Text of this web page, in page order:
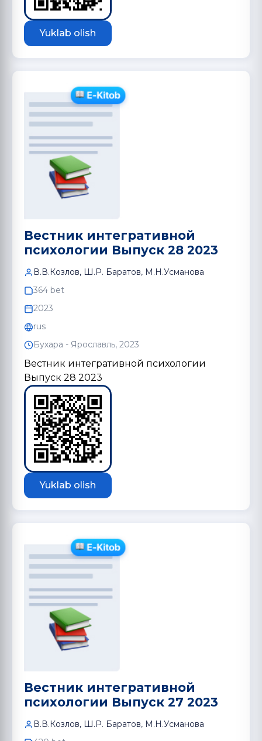
Yuklab olish
Вестник интегративной
психологии Выпуск 28 2023
В.В.Козлов, Ш.Р. Баратов, М.Н.Усмановa
364 bet
2023
rus
Бухара - Ярославль, 2023
Вестник интегративной психологии
Выпуск 28 2023
Yuklab olish
Вестник интегративной
психологии Выпуск 27 2023
В.В.Козлов, Ш.Р. Баратов, М.Н.Усмановa